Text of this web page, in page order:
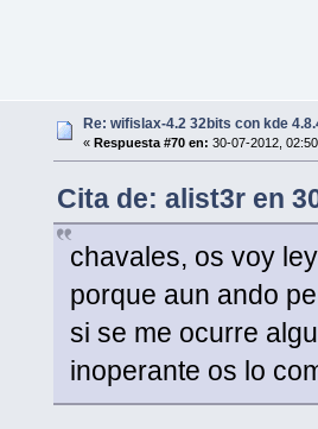
Re: wifislax-4.2 32bits con kde
« Respuesta #70 en: 30-07-2012,
Cita de: alist3r en
chavales, os voy
porque aun ando
si se me ocurre
inoperante os lo